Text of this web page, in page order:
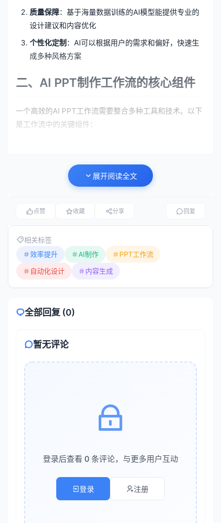
质量保障：基于海量数据训练的AI模型能提供专业的
设计建议和内容优化
个性化定制 ：AI可以根据用户的需求和偏好，快速生
成多种风格方案
二、AI PPT制作工作流的核心组件
一个高效的AI PPT工作流需要整合多种工具和技术。以下
是工作流中的关键组件：
文稿的大纲。例如，输入“请为一篇关于‘数字化转型’的20
内输出结构完整、逻辑清晰的框架。
内容扩充与改写
语言优化：调整语气、风格，使其更适合特定受众
模板与主题生成
AI可以根据内容主题自动推荐或生成合适的配色方案、字
体搭配和布局风格。例如，针对科技类内容推荐蓝灰色系
+无衬线字体，针对教育类内容推荐暖色调+圆角设计。
智能排版
：根据文本内容自动推荐相关图片或图标
：将数据表格自动转化为柱状图、折线图、
展开阅读全文
点赞 收藏 分享 回复
相关标签
效率提升
AI制作
PPT工作流
自动化设计
内容生成
全部回复 (0)
暂无评论
登录后查看 0 条评论，与更多用户互动
登录 注册